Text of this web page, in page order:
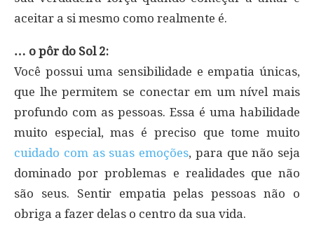
aceitar a si mesmo como realmente é.
… o pôr do Sol 2:
Você possui uma sensibilidade e empatia únicas,
que lhe permitem se conectar em um nível mais
profundo com as pessoas. Essa é uma habilidade
muito especial, mas é preciso que tome muito
cuidado com as suas emoções, para que não seja
dominado por problemas e realidades que não
são seus. Sentir empatia pelas pessoas não o
obriga a fazer delas o centro da sua vida.